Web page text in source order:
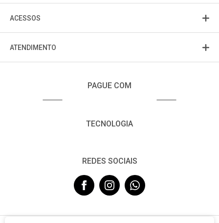
ACESSOS
ATENDIMENTO
PAGUE COM
TECNOLOGIA
REDES SOCIAIS